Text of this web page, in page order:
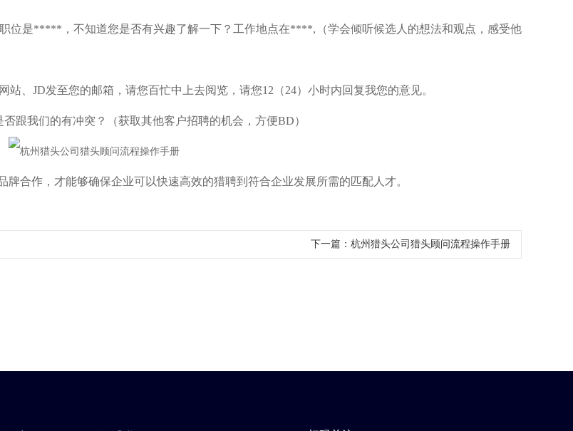
是*****，不知道您是否有兴趣了解一下？工作地点在****,（学会倾听候选人的想法和观点，感受他
、JD发至您的邮箱，请您百忙中上去阅览，请您12（24）小时内回复我您的意见。
跟我们的有冲突？（获取其他客户招聘的机会，方便BD）
牌合作，才能够确保企业可以快速高效的猎聘到符合企业发展所需的匹配人才。
下一篇： ​杭州猎头公司猎头顾问流程操作手册